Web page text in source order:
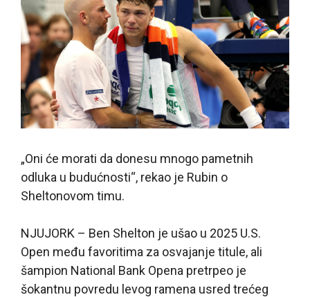
„Oni će morati da donesu mnogo pametnih
odluka u budućnosti“, rekao je Rubin o
Sheltonovom timu.
NJUJORK – Ben Shelton je ušao u 2025 U.S.
Open među favoritima za osvajanje titule, ali
šampion National Bank Opena pretrpeo je
šokantnu povredu levog ramena usred trećeg